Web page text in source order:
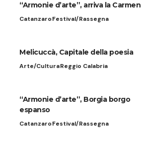
“Armonie d’arte”, arriva la Carmen
CatanzaroFestival/Rassegna
Melicuccà, Capitale della poesia
Arte/CulturaReggio Calabria
“Armonie d’arte”, Borgia borgo
espanso
CatanzaroFestival/Rassegna